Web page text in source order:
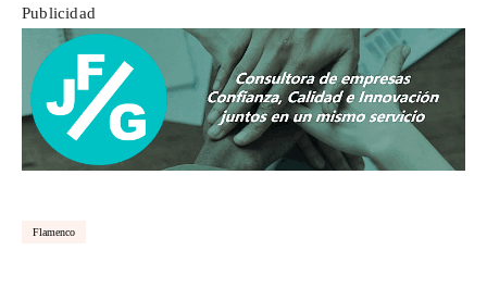
Publicidad
Flamenco